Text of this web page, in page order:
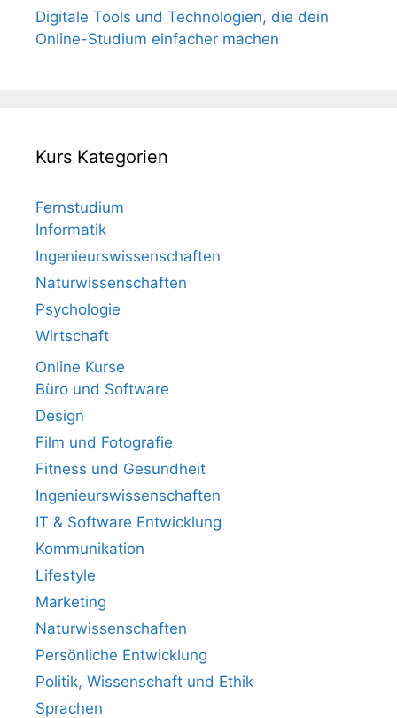
Digitale Tools und Technologien, die dein
Online-Studium einfacher machen
Kurs Kategorien
Fernstudium
Informatik
Ingenieurswissenschaften
Naturwissenschaften
Psychologie
Wirtschaft
Online Kurse
Büro und Software
Design
Film und Fotografie
Fitness und Gesundheit
Ingenieurswissenschaften
IT & Software Entwicklung
Kommunikation
Lifestyle
Marketing
Naturwissenschaften
Persönliche Entwicklung
Politik, Wissenschaft und Ethik
Sprachen